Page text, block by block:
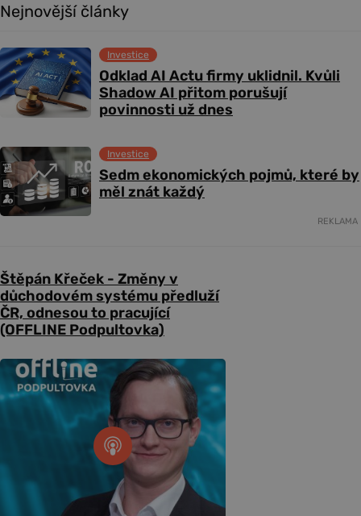
Nejnovější články
Odklad AI Actu firmy uklidnil. Kvůli
Shadow AI přitom porušují
povinnosti už dnes
Investice
Sedm ekonomických pojmů, které by
měl znát každý
Investice
REKLAMA
Štěpán Křeček - Změny v
důchodovém systému předluží
ČR, odnesou to pracující
(OFFLINE Podpultovka)